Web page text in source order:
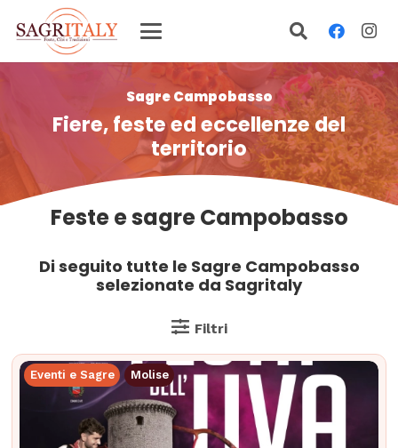
Sagre Campobasso
Fiere, feste ed eccellenze del
territorio
Feste e sagre Campobasso
Di seguito tutte le Sagre Campobasso
selezionate da Sagritaly
Filtri
Eventi e Sagre Molise